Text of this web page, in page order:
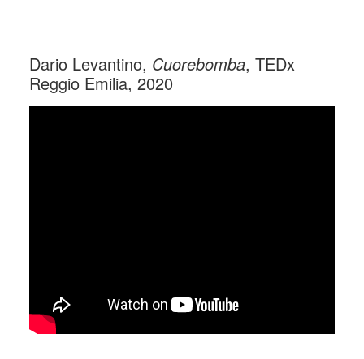
Dario Levantino, Cuorebomba, TEDx
Reggio Emilia, 2020